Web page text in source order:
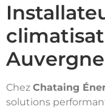
Auvergne
Chez Chataing
solutions